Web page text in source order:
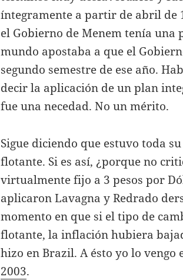
íntegramente a partir de abril de
el Gobierno de Menem tenía
mundo apostaba a que el
segundo semestre de ese año.
decir la aplicación de un plan
fue una necedad. No un mérito.
Sigue diciendo que estuvo toda
flotante. Si es así, ¿porque no
virtualmente fijo a 3 pesos por
aplicaron Lavagna y Redrado
momento en que si el tipo de
flotante, la inflación hubiera
hizo en Brazil. A ésto yo lo vengo
2003.